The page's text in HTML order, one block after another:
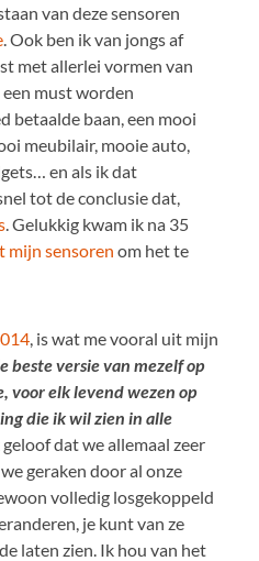
van deze sensoren
. Ook ben ik van jongs af
met allerlei vormen van
must worden
betaalde baan, een mooi
meubilair, mooie auto,
en als ik dat
tot de conclusie dat,
. Gelukkig kwam ik na 35
mijn sensoren om het te
, is wat me vooral uit mijn
beste versie van mezelf op
voor elk levend wezen op
die ik wil zien in alle
geloof dat we allemaal zeer
geraken door al onze
volledig losgekoppeld
je kunt van ze
laten zien. Ik hou van het